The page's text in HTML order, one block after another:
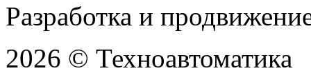
Разработка и
2026 © Техноавтоматика